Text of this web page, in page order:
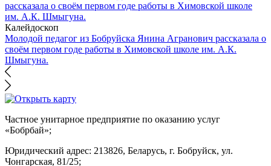
Калейдоскоп
Молодой педагог из Бобруйска Янина Агранович рассказала о
своём первом годе работы в Химовской школе им. А.К.
Шмыгуна.
Частное унитарное предприятие по оказанию услуг
«Бобрбай»;
Юридический адрес: 213826, Беларусь, г. Бобруйск, ул.
Чонгарская, 81/25;